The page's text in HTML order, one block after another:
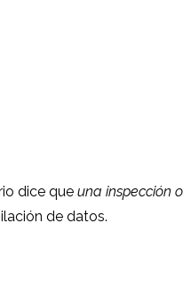
dice que una inspección
de datos.